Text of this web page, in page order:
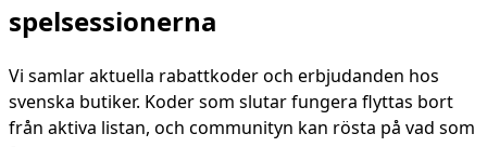
spelsessionerna
Vi samlar aktuella rabattkoder och erbjudanden hos
svenska butiker. Koder som slutar fungera flyttas bort
från aktiva listan, och communityn kan rösta på vad som